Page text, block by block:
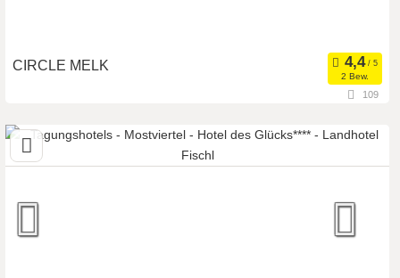
CIRCLE MELK
2 Bew.
Seminarhotel
Kongresszentrum
Seminarteilnehmer:
109